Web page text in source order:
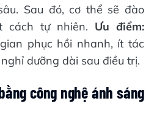
Sau đó, cơ thể sẽ đào
cách tự nhiên. Ưu điểm:
phục hồi nhanh, ít tác
dưỡng dài sau điều trị.
công nghệ ánh sáng